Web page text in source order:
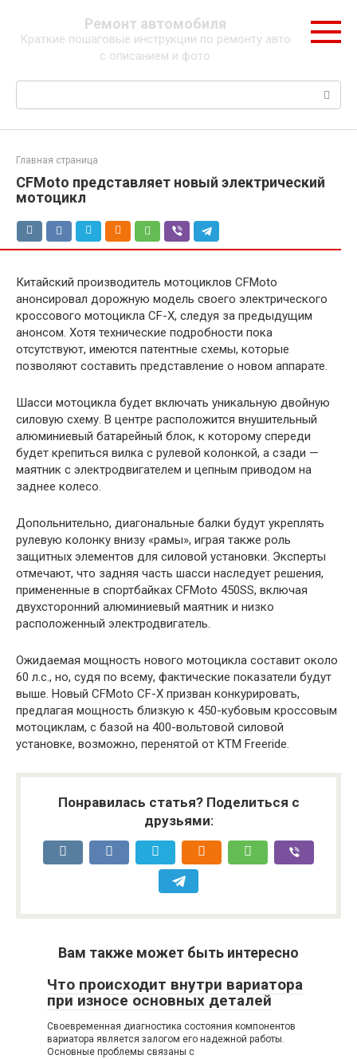
контенту
Ремонт автомобиля
Краткие пошаговые инструкции по ремонту авто
с описанием и фото
Поиск:
Главная страница
CFMoto представляет новый электрический
мотоцикл
Китайский производитель мотоциклов CFMoto
анонсировал дорожную модель своего электрического
кроссового мотоцикла CF-X, следуя за предыдущим
анонсом. Хотя технические подробности пока
отсутствуют, имеются патентные схемы, которые
позволяют составить представление о новом аппарате.
Шасси мотоцикла будет включать уникальную двойную
силовую схему. В центре расположится внушительный
алюминиевый батарейный блок, к которому спереди
будет крепиться вилка с рулевой колонкой, а сзади —
маятник с электродвигателем и цепным приводом на
заднее колесо.
Допольнительно, диагональные балки будут укреплять
рулевую колонку внизу «рамы», играя также роль
защитных элементов для силовой установки. Эксперты
отмечают, что задняя часть шасси наследует решения,
примененные в спортбайках CFMoto 450SS, включая
двухсторонний алюминиевый маятник и низко
расположенный электродвигатель.
Ожидаемая мощность нового мотоцикла составит около
60 л.с., но, судя по всему, фактические показатели будут
выше. Новый CFMoto CF-X призван конкурировать,
предлагая мощность близкую к 450-кубовым кроссовым
мотоциклам, с базой на 400-вольтовой силовой
установке, возможно, перенятой от KTM Freeride.
Понравилась статья? Поделиться с
друзьями:
Вам также может быть интересно
Что происходит внутри вариатора
при износе основных деталей
Своевременная диагностика состояния компонентов
вариатора является залогом его надежной работы.
Основные проблемы связаны с